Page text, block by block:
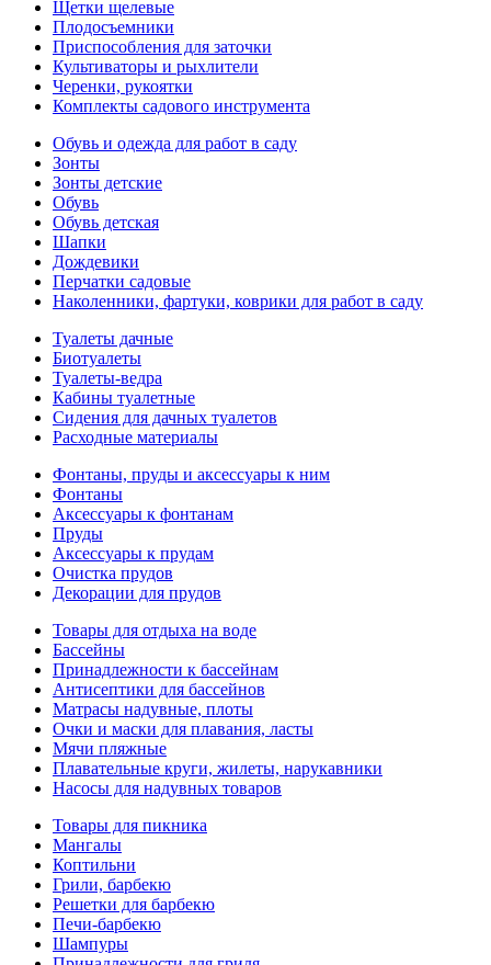
Щетки щелевые
Плодосъемники
Приспособления для заточки
Культиваторы и рыхлители
Черенки, рукоятки
Комплекты садового инструмента
Обувь и одежда для работ в саду
Зонты
Зонты детские
Обувь
Обувь детская
Шапки
Дождевики
Перчатки садовые
Наколенники, фартуки, коврики для работ в саду
Туалеты дачные
Биотуалеты
Туалеты-ведра
Кабины туалетные
Сидения для дачных туалетов
Расходные материалы
Фонтаны, пруды и аксессуары к ним
Фонтаны
Аксессуары к фонтанам
Пруды
Аксессуары к прудам
Очистка прудов
Декорации для прудов
Товары для отдыха на воде
Бассейны
Принадлежности к бассейнам
Антисептики для бассейнов
Матраcы надувные, плоты
Очки и маски для плавания, ласты
Мячи пляжные
Плавательные круги, жилеты, нарукавники
Насосы для надувных товаров
Товары для пикника
Мангалы
Коптильни
Грили, барбекю
Решетки для барбекю
Печи-барбекю
Шампуры